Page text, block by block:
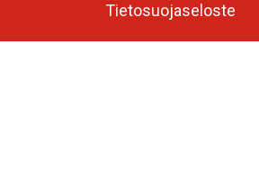
Tietosuojaseloste